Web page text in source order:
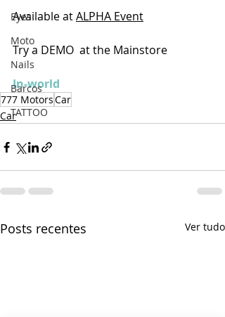
Eyes
Moto
Nails
Barcos
TATTOO
Available at ALPHA Event
Try a DEMO  at the Mainstore
In-world
777 MotorsCar
Car
Posts recentes Ver tudo